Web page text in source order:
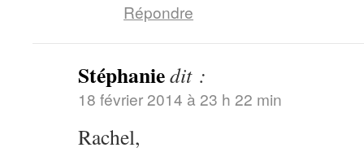
Répondre
Stéphaniedit :
18 février 2014 à 23 h 22 min
Rachel,